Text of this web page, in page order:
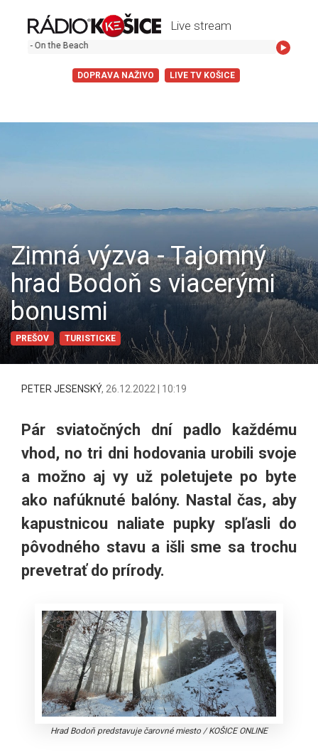
Live stream
Chris Rea - On
DOPRAVA NAŽIVO LIVE TV KOŠICE
Zimná výzva - Tajomný
hrad Bodoň s viacerými
bonusmi
PREŠOV TURISTICKE
PETER JESENSKÝ, 26.12.2022 | 10:19
Pár sviatočných dní padlo každému
vhod, no tri dni hodovania urobili svoje
a možno aj vy už poletujete po byte
ako nafúknuté balóny. Nastal čas, aby
kapustnicou naliate pupky spľasli do
pôvodného stavu a išli sme sa trochu
prevetrať do prírody.
Hrad Bodoň predstavuje čarovné miesto/KOŠICE ONLINE